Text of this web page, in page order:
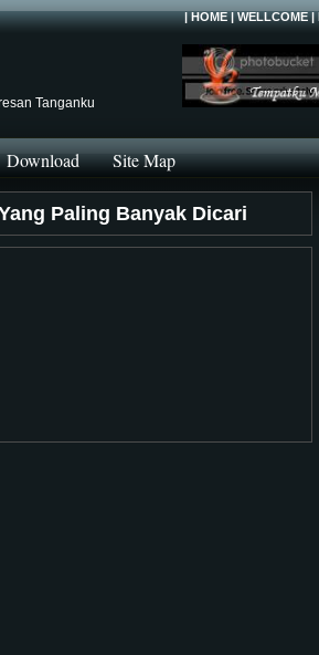
|HOME|WELLCOME|
Tanganku
Download Site Map
Paling Banyak Dicari